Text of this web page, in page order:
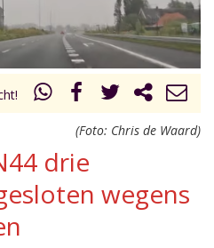
(Foto: Chris de Waard)
drie
wegens